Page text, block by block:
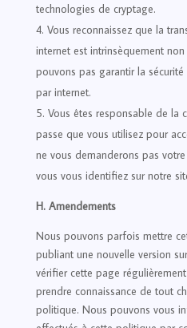
technologies de cryptage.
Vous reconnaissez que la
internet est intrinsèquement
pouvons pas garantir la
par internet.
Vous êtes responsable de la
passe que vous utilisez pour
ne vous demanderons pas
vous vous identifiez sur notre
H. Amendements
Nous pouvons parfois mettre
publiant une nouvelle version
vérifier cette page
prendre connaissance de tout
politique. Nous pouvons vous